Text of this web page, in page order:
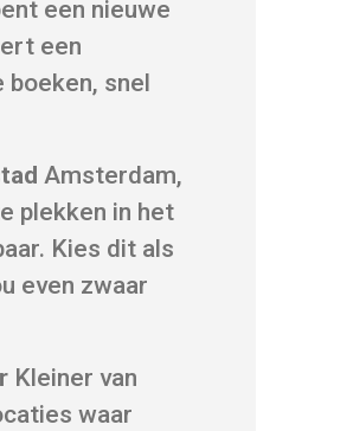
een nieuwe
een
snel
Amsterdam,
plekken in het
Kies dit als
even zwaar
Kleiner van
waar